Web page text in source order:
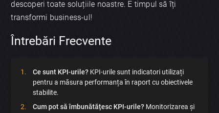
descoperi toate soluțiile noastre. E timpul să îți
transformi business-ul!
Întrebări Frecvente
Ce sunt KPI-urile? KPI-urile sunt indicatori utilizați
pentru a măsura performanța în raport cu obiectivele
stabilite.
Cum pot să îmbunătățesc KPI-urile? Monitorizarea și